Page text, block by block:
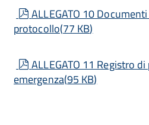
pdf
ALLEGATO 10
protocollo(77 KB)
pdf
ALLEGATO 11 Registro
emergenza(95 KB)